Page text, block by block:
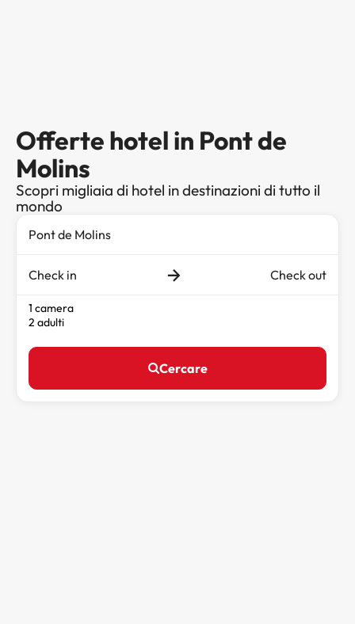
Offerte hotel in Pont de
Molins
Scopri migliaia di hotel in destinazioni di tutto il
mondo
Check in Check out
1 camera
2 adulti
Cercare